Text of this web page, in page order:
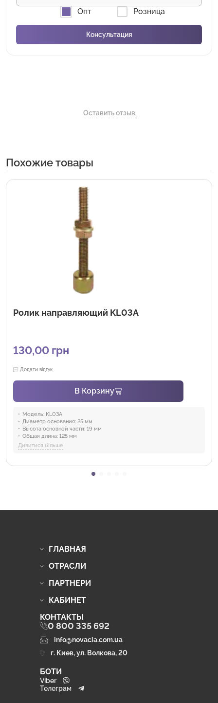
Опт Розница
Оставить отзыв
Похожие товары
Ролик направляющий KL03A
130,00 грн
Додати відгук
В Корзину
Модель: KL03A
Диаметр основания: 25 мм
Высота основной части: 19 мм
Общая длина: 125 мм
Диаметр резьбы:
Вес:175 г
Дивитися більше
ГЛАВНАЯ
ОТРАСЛИ
ПАРТНЕРИ
КАБИНЕТ
КОНТАКТЫ
0 800 335 692
info@novacia.com.ua
г. Киев, ул. Волкова, 20
БОТИ
Viber
Телеграм